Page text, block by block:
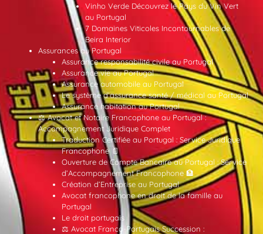
Vinho Verde Découvrez le Pays du Vin Vert
au Portugal
7 Domaines Viticoles Incontournables de
Beira Interior
Assurances au Portugal
Assurance responsabilité civile au Portugal
Assurance vie au Portugal
Assurance automobile au Portugal
Le système d’assurance santé / médical au Portugal
Assurance habitation au Portugal
⚖️ Avocat et Notaire Francophone au Portugal :
Accompagnement Juridique Complet
Traduction Certifiée au Portugal : Service Juridique
Francophone 📄
Ouverture de Compte Bancaire au Portugal : Service
d’Accompagnement Francophone 🏦
Création d’Entreprise au Portugal
Avocat francophone en droit de la famille au
Portugal
Le droit portugais
⚖️ Avocat Franco-Portugais Succession :